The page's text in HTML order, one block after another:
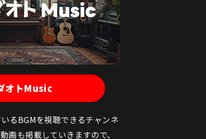
オトMusic
るBGMを視聴できるチャンネ
画も掲載していきますので、